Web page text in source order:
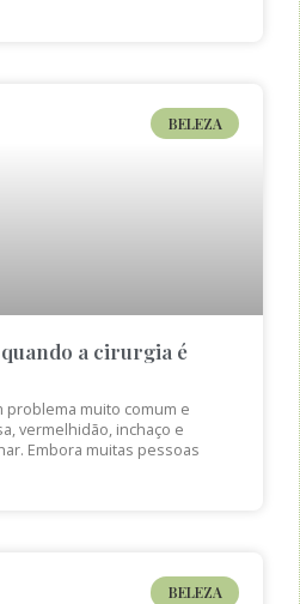
BELEZA
a cirurgia é
problema muito comum e
vermelhidão, inchaço e
Embora muitas pessoas
BELEZA